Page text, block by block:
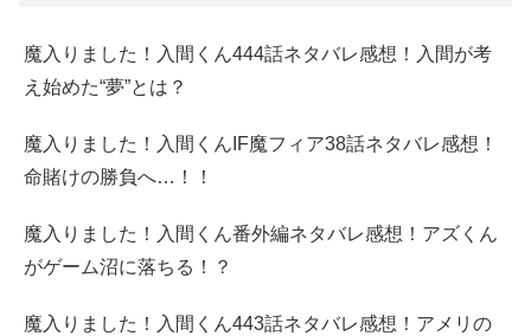
魔入りました！入間くん444話ネタバレ感想！入間が考
え始めた“夢”とは？
魔入りました！入間くんIF魔フィア38話ネタバレ感想！
命賭けの勝負へ…！！
魔入りました！入間くん番外編ネタバレ感想！アズくん
がゲーム沼に落ちる！？
魔入りました！入間くん443話ネタバレ感想！アメリの